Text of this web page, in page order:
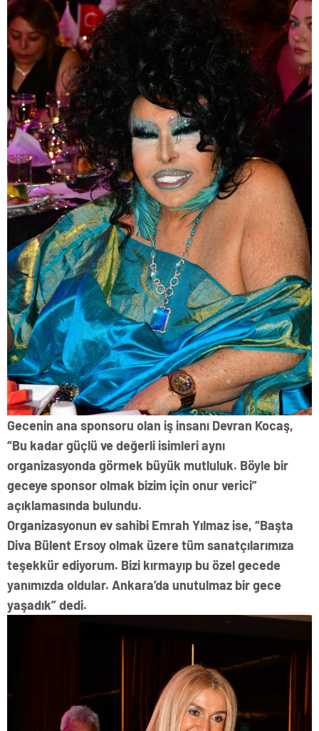
Gecenin ana sponsoru olan iş insanı Devran Kocaş,
“Bu kadar güçlü ve değerli isimleri aynı
organizasyonda görmek büyük mutluluk. Böyle bir
geceye sponsor olmak bizim için onur verici”
açıklamasında bulundu.
Organizasyonun ev sahibi Emrah Yılmaz ise, “Başta
Diva Bülent Ersoy olmak üzere tüm sanatçılarımıza
teşekkür ediyorum. Bizi kırmayıp bu özel gecede
yanımızda oldular. Ankara’da unutulmaz bir gece
yaşadık” dedi.